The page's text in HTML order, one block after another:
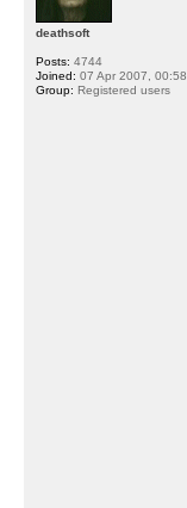
deathsoft
Posts: 4744
Joined: 07 Apr 2007, 00:58
Group: Registered users